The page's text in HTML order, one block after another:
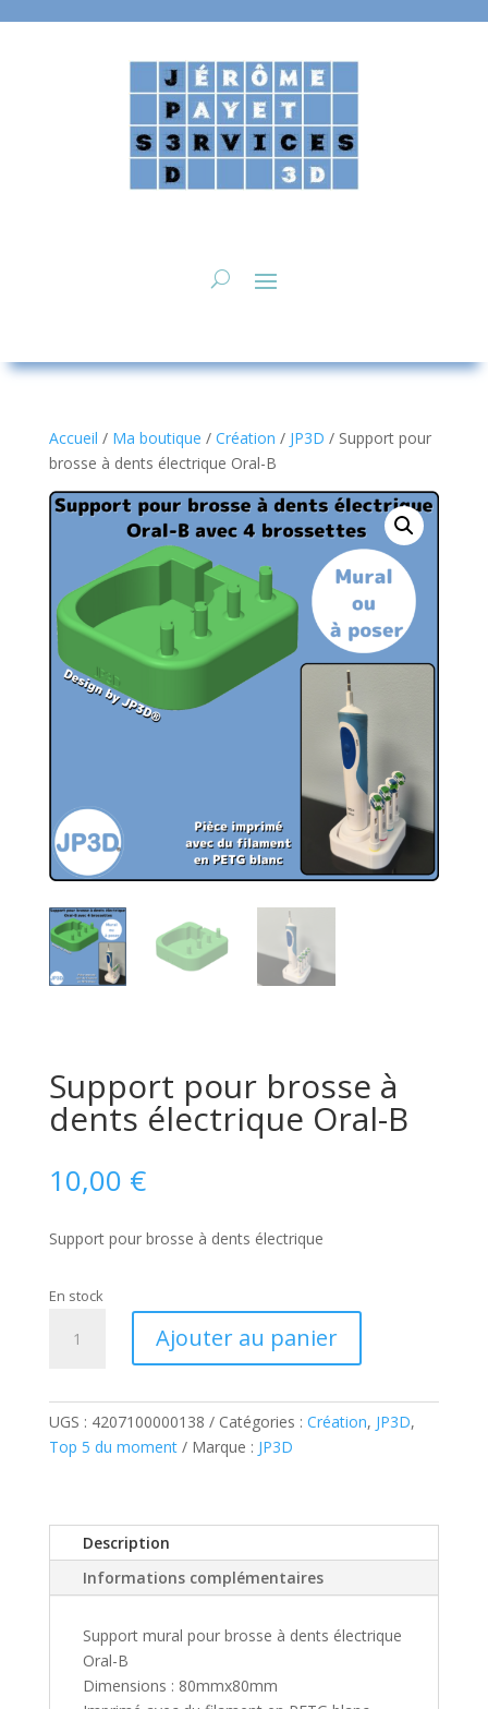
Accueil / Ma boutique / Création / JP3D / Support pour
brosse à dents électrique Oral-B
Support pour brosse à
dents électrique Oral-B
10,00 €
Support pour brosse à dents électrique
En stock
brosse
à
Oral-
Ajouter au panier
UGS : 4207100000138 Catégories : Création, JP3D,
Top 5 du moment
Marque : JP3D
Description
Informations complémentaires
Support mural pour brosse à dents électrique
Oral-B
Dimensions : 80mmx80mm